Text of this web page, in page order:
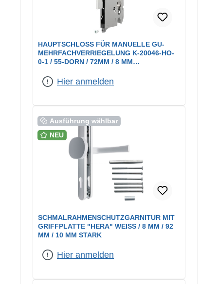
HAUPTSCHLOSS FÜR MANUELLE GU-
MEHRFACHVERRIEGELUNG K-20046-HO-
0-1 / 55-DORN / 72MM / 8 MM
Hier anmelden
Ausführung wählbar
NEU
SCHMALRAHMENSCHUTZGARNITUR MIT
GRIFFPLATTE "HERA" WEISS / 8 MM / 92 M
M / 10 MM STARK
Hier anmelden